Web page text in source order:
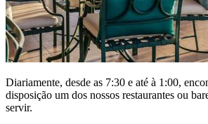
Diariamente, desde as 7:30 e até à 1:00,
disposição um dos nossos restaurantes ou
servir.